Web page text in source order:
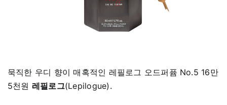
묵직한 우디 향이 매혹적인 레필로그 오드퍼퓸 No.5 16만
5천원 레필로그(Lepilogue).